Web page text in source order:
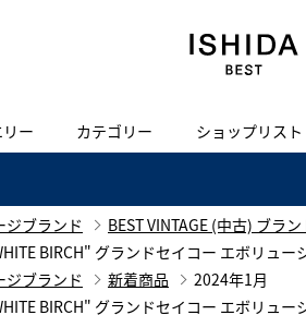
アマズフ
買取り・下取り・委託サービス
ヴィンテージブランド一
ー カテゴリー
限定商品
ショップリスト
ISHIDA表参道
採用情報
BLOG
X
ジブランド BEST VINTAGE (中古) ブラ
BIRCH" グランドセイコー エボリ
ジブランド
新着商品
2024年1月
BIRCH" グランドセイコー エボリ